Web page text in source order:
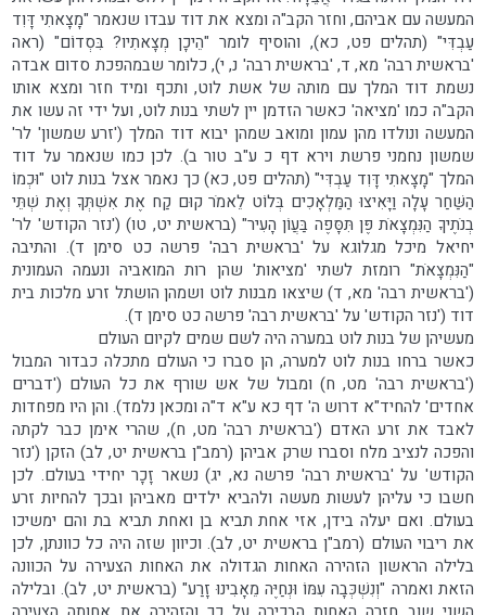
המעשה עם אביהם, וחזר הקב"ה ומצא את דוד עבדו שנאמר "מָצָאתִי דָּוִד
עַבְדִּי" (תהלים פט, כא), והוסיף לומר "הֵיכָן מְצָאתִיו? בִּסְדוֹם" (ראה
'בראשית רבה' מא, ד, 'בראשית רבה' נ, י), כלומר שבמהפכת סדום אבדה
נשמת דוד המלך עם מותה של אשת לוט, ותכף ומיד חזר ומצא אותו
הקב"ה כמו 'מציאה' כאשר הזדמן יין לשתי בנות לוט, ועל ידי זה עשו את
המעשה ונולדו מהן עמון ומואב שמהן יבוא דוד המלך ('זרע שמשון' לר'
שמשון נחמני פרשת וירא דף כ ע"ב טור ב). לכן כמו שנאמר על דוד
המלך "מָצָאתִי דָּוִד עַבְדִּי" (תהלים פט, כא) כך נאמר אצל בנות לוט "וּכְמוֹ
הַשַּׁחַר עָלָה וַיָּאִיצוּ הַמַּלְאָכִים בְּלוֹט לֵאמֹר קוּם קַח אֶת אִשְׁתְּךָ וְאֶת שְׁתֵּי
בְנֹתֶיךָ הַנִּמְצָאֹת פֶּן תִּסָּפֶה בַּעֲוֹן הָעִיר" (בראשית יט, טו) ('נזר הקודש' לר'
יחיאל מיכל מגלוגא על 'בראשית רבה' פרשה כט סימן ד). והתיבה
"הַנִּמְצָאֹת" רומזת לשתי 'מציאות' שהן רות המואביה ונעמה העמונית
('בראשית רבה' מא, ד) שיצאו מבנות לוט ושמהן הושתל זרע מלכות בית
דוד ('נזר הקודש' על 'בראשית רבה' פרשה כט סימן ד).
מעשיהן של בנות לוט במערה היה לשם שמים לקיום העולם
כאשר ברחו בנות לוט למערה, הן סברו כי העולם מתכלה כבדור המבול
('בראשית רבה' מט, ח) ומבול של אש שורף את כל העולם ('דברים
אחדים' להחיד"א דרוש ה' דף כא ע"א ד"ה ומכאן נלמד). והן היו מפחדות
לאבד את זרע האדם ('בראשית רבה' מט, ח), שהרי אימן כבר לקתה
והפכה לנציב מלח וסברו שרק אביהן (רמב"ן בראשית יט, לב) הזקן ('נזר
הקודש' על 'בראשית רבה' פרשה נא, יג) נשאר זָכָר יחידי בעולם. לכן
חשבו כי עליהן לעשות מעשה ולהביא ילדים מאביהן ובכך להחיות זרע
בעולם. ואם יעלה בידן, אזי אחת תביא בן ואחת תביא בת והם ימשיכו
את ריבוי העולם (רמב"ן בראשית יט, לב). וכיוון שזה היה כל כוונתן, לכן
בלילה הראשון הזהירה האחות הגדולה את האחות הצעירה על הכוונה
הזאת ואמרה "וְנִשְׁכְּבָה עִמּוֹ וּנְחַיֶּה מֵאָבִינוּ זָרַע" (בראשית יט, לב). ובלילה